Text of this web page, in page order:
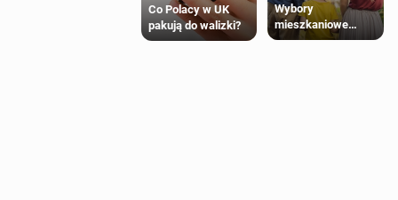
Co Polacy w UK
pakują do walizki?
Wybory
mieszkaniowe
Polaków 2025